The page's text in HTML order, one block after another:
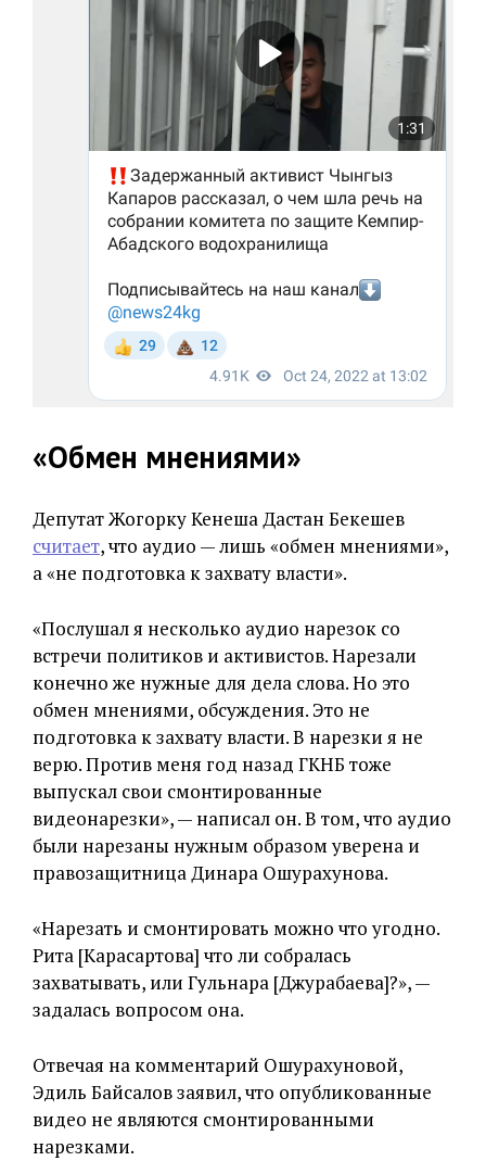
«Обмен мнениями»
Депутат Жогорку Кенеша Дастан Бекешев
считает, что аудио — лишь «обмен мнениями»,
а «не подготовка к захвату власти».
«Послушал я несколько аудио нарезок со
встречи политиков и активистов. Нарезали
конечно же нужные для дела слова. Но это
обмен мнениями, обсуждения. Это не
подготовка к захвату власти. В нарезки я не
верю. Против меня год назад ГКНБ тоже
выпускал свои смонтированные
видеонарезки», — написал он. В том, что аудио
были нарезаны нужным образом уверена и
правозащитница Динара Ошурахунова.
«Нарезать и смонтировать можно что угодно.
Рита [Карасартова] что ли собралась
захватывать, или Гульнара [Джурабаева]?», —
задалась вопросом она.
Отвечая на комментарий Ошурахуновой,
Эдиль Байсалов заявил, что опубликованные
видео не являются смонтированными
нарезками.